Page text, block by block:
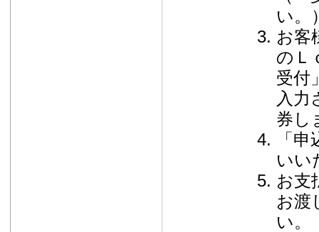
い。
お客
のＬ
受付
入力
券し
「
いい
お支
お渡
い。